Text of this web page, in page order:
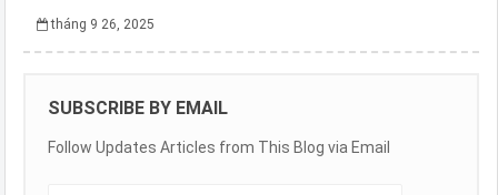
tháng 9 26, 2025
SUBSCRIBE BY EMAIL
Follow Updates Articles from This Blog via Email